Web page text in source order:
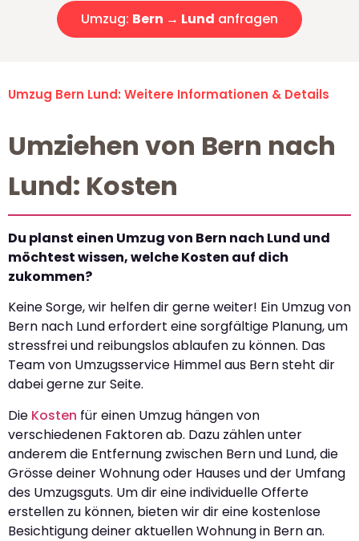
Umzug: Bern → Lund anfragen
Umzug Bern Lund: Weitere Informationen & Details
Umziehen von Bern nach
Lund: Kosten
Du planst einen Umzug von Bern nach Lund und
möchtest wissen, welche Kosten auf dich
zukommen?
Keine Sorge, wir helfen dir gerne weiter! Ein Umzug von
Bern nach Lund erfordert eine sorgfältige Planung, um
stressfrei und reibungslos ablaufen zu können. Das
Team von Umzugsservice Himmel aus Bern steht dir
dabei gerne zur Seite.
Die Kosten für einen Umzug hängen von
verschiedenen Faktoren ab. Dazu zählen unter
anderem die Entfernung zwischen Bern und Lund, die
Grösse deiner Wohnung oder Hauses und der Umfang
des Umzugsguts. Um dir eine individuelle Offerte
erstellen zu können, bieten wir dir eine kostenlose
Besichtigung deiner aktuellen Wohnung in Bern an.